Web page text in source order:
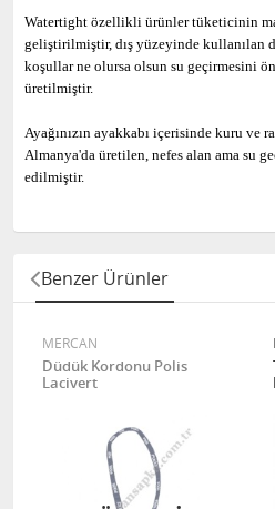
Watertight özellikli ürünler tüketicinin
geliştirilmiştir, dış yüzeyinde kullanılan
koşullar ne olursa olsun su geçirmesini
üretilmiştir.
Ayağınızın ayakkabı içerisinde kuru ve
Almanya'da üretilen, nefes alan ama su
edilmiştir.
Benzer Ürünler
MERCAN
Düdük Kordonu Polis
Lacivert